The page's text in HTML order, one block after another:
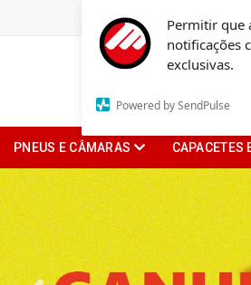
Permitir que
notificações
exclusivas.
Powered by SendPulse
PNEUS E CÂMARAS CAPACETES